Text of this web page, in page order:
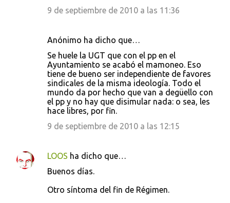
9 de septiembre de 2010 a las 11:36
Anónimo ha dicho que…
Se huele la UGT que con el pp en el
Ayuntamiento se acabó el mamoneo. Eso
tiene de bueno ser independiente de favores
sindicales de la misma ideología. Todo el
mundo da por hecho que van a degüello con
el pp y no hay que disimular nada: o sea, les
hace libres, por fin.
9 de septiembre de 2010 a las 12:15
LOOS ha dicho que…
Buenos días.
Otro síntoma del fin de Régimen.